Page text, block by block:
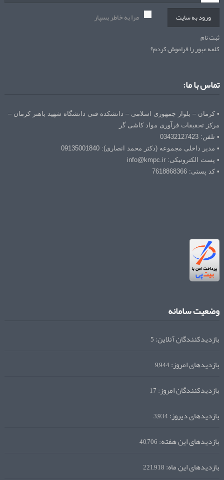
ورود به سایت مرا به خاطر بسپار
ثبت نام
کلمه عبور را فراموش کردم؟
تماس با ما:
• کرمان – بلوار جمهوری اسلامی – دانشکده فنی دانشگاه شهید باهنر کرمان –
مرکز تحقیقات فرآوری مواد کاشی گر
• تلفن: 03432127423
• مدیر داخلی مجموعه (دکتر محمد انصاری): 09135001840
• پست الکترونیکی: info@kmpc.ir
• کد پستی: 7618868366
وضعیت سامانه
بازدیدکنندگان آنلاین:5
بازدیدهای امروز:9,944
بازدیدکنندگان امروز:17
بازدیدهای دیروز:3,934
بازدیدهای این هفته:40,706
بازدیدهای این ماه:221,918